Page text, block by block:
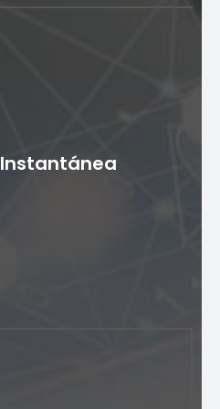
móviles, banca en red y